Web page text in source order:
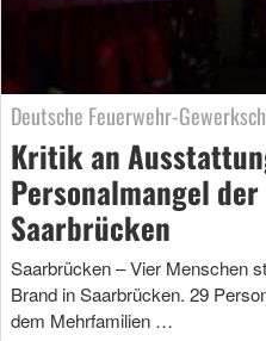
Deutsche Feuerwehr-
Kritik an
Personalmangel
Saarbrücken
Saarbrücken – Vier Menschen
Brand in Saarbrücken. 29
dem Mehrfamilien …